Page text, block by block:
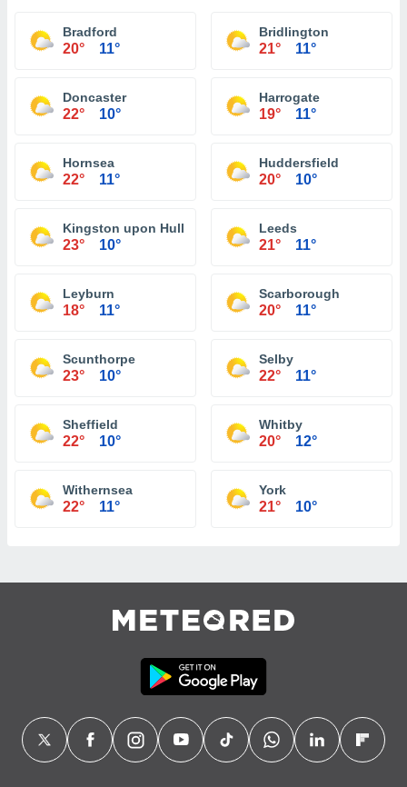
Bradford
20° 11°
Bridlington
21° 11°
Doncaster
22° 10°
Harrogate
19° 11°
Hornsea
22° 11°
Huddersfield
20° 10°
Kingston upon Hull
23° 10°
Leeds
21° 11°
Leyburn
18° 11°
Scarborough
20° 11°
Scunthorpe
23° 10°
Selby
22° 11°
Sheffield
22° 10°
Whitby
20° 12°
Withernsea
22° 11°
York
21° 10°